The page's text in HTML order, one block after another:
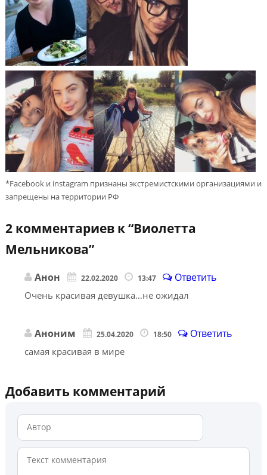
*Facebook и instagram признаны экстремистскими организациями и
запрещены на территории РФ
2 комментариев к “Виолетта
Мельникова”
Анон 22.02.2020 13:47 Ответить
Очень красивая девушка…не ожидал
Аноним 25.04.2020 18:50 Ответить
самая красивая в мире
Добавить комментарий